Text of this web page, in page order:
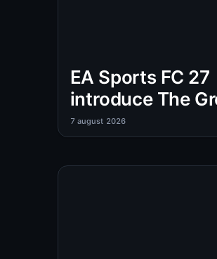
EA Sports FC 27
introduce The
7 august 2026